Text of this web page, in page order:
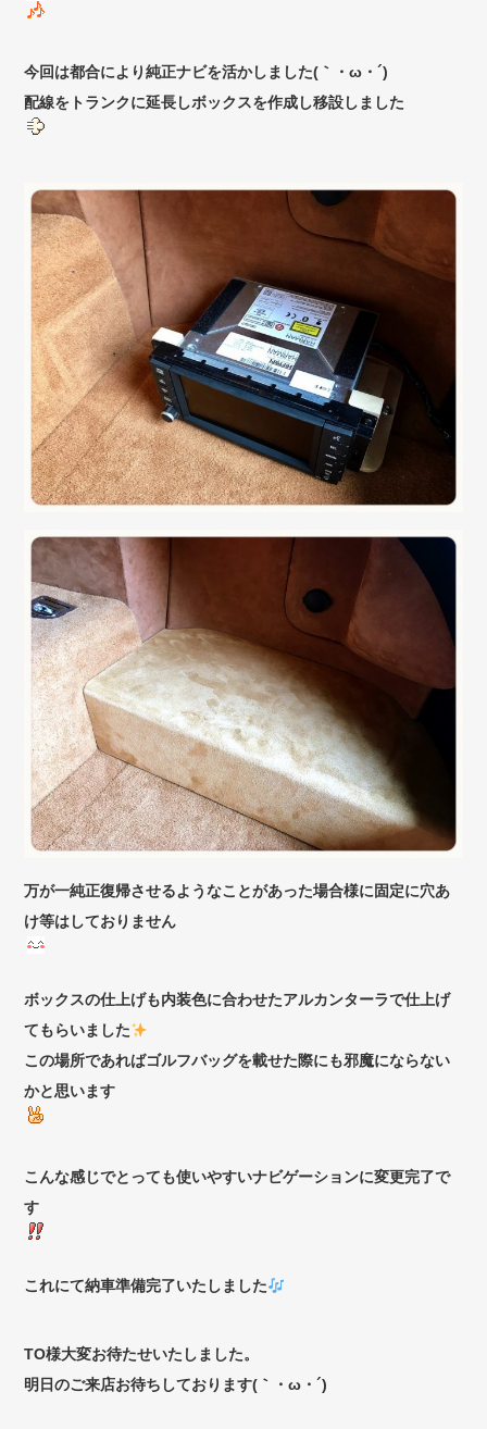
今回は都合により純正ナビを活かしました(｀・ω・´)ゞ
配線をトランクに延長しボックスを作成し移設しました
万が一純正復帰させるようなことがあった場合様に固定に穴あ
け等はしておりません
ボックスの仕上げも内装色に合わせたアルカンターラで仕上げ
てもらいました
この場所であればゴルフバッグを載せた際にも邪魔にならない
かと思います
こんな感じでとっても使いやすいナビゲーションに変更完了で
す
これにて納車準備完了いたしました
TO様大変お待たせいたしました。
明日のご来店お待ちしております(｀・ω・´)ゞ